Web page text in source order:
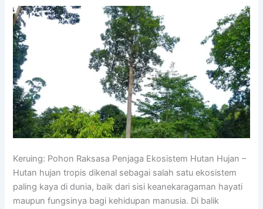
Keruing: Pohon Raksasa Penjaga Ekosistem Hutan Hujan –
Hutan hujan tropis dikenal sebagai salah satu ekosistem
paling kaya di dunia, baik dari sisi keanekaragaman hayati
maupun fungsinya bagi kehidupan manusia. Di balik